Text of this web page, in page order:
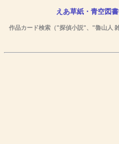
えあ草紙・青空図
作品カード検索（"探偵小説"、"魯山人